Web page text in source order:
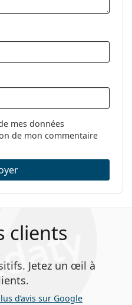
3981O1 52
mes données
de mon commentaire
clients
Jetez un œil à
d’avis sur Google